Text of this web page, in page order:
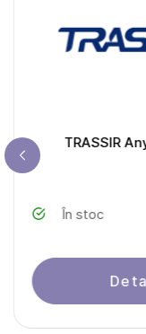
TRASSIR
În stoc